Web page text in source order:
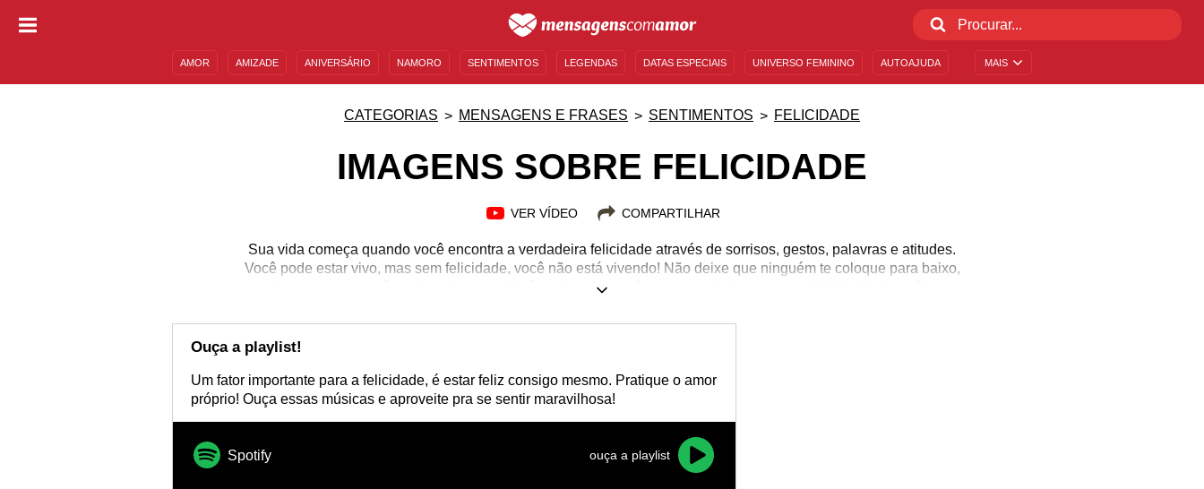
MAIS
AMOR AMIZADE ANIVERSÁRIO NAMORO SENTIMENTOS LEGENDAS DATAS ESPECIAIS UNIVERSO FEMININO AUTOAJUDA
CATEGORIAS MENSAGENS E FRASES SENTIMENTOS FELICIDADE
IMAGENS SOBRE FELICIDADE
VER VÍDEO COMPARTILHAR
Sua vida começa quando você encontra a verdadeira felicidade através de sorrisos, gestos, palavras e atitudes.
Você pode estar vivo, mas sem felicidade, você não está vivendo! Não deixe que ninguém te coloque para baixo,
ou faça com que você se sinta incapaz. Você pode tudo, você merece tudo, basta querer! A felicidade está logo
com essas imagens e com lindas mensagens que irão te guiar por um caminho pacífico e alegre! Chega de viver
Ouça a playlist!
Um fator importante para a felicidade, é estar feliz consigo mesmo. Pratique o amor
próprio! Ouça essas músicas e aproveite pra se sentir maravilhosa!
Spotify ouça a playlist